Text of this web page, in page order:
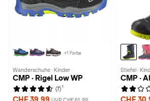
+1 Farbe
Wanderschuhe · Kinder
CMP · Rigel Low WP
(7) 1
Stiefel ·
CMP ·